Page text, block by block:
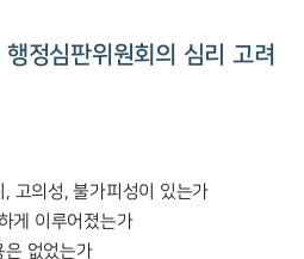
정심판위원회의 심리 고려
고의성, 불가피성이 있는가
게 이루어졌는가
은 없었는가